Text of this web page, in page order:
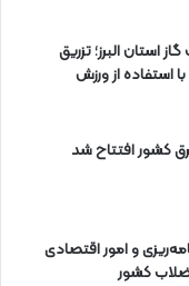
استان البرز؛ تزریق
استفاده از ورزش
کشور افتتاح شد
و امور اقتصادی
کشور